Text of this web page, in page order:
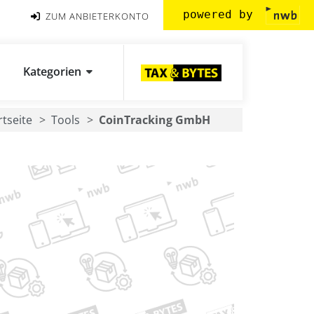
ZUM ANBIETERKONTO powered by
Kategorien
Tools CoinTracking GmbH